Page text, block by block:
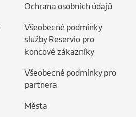
Ochrana osobních údajů
Všeobecné podmínky
služby Reservio pro
koncové zákazníky
Všeobecné podmínky pro
partnera
Města